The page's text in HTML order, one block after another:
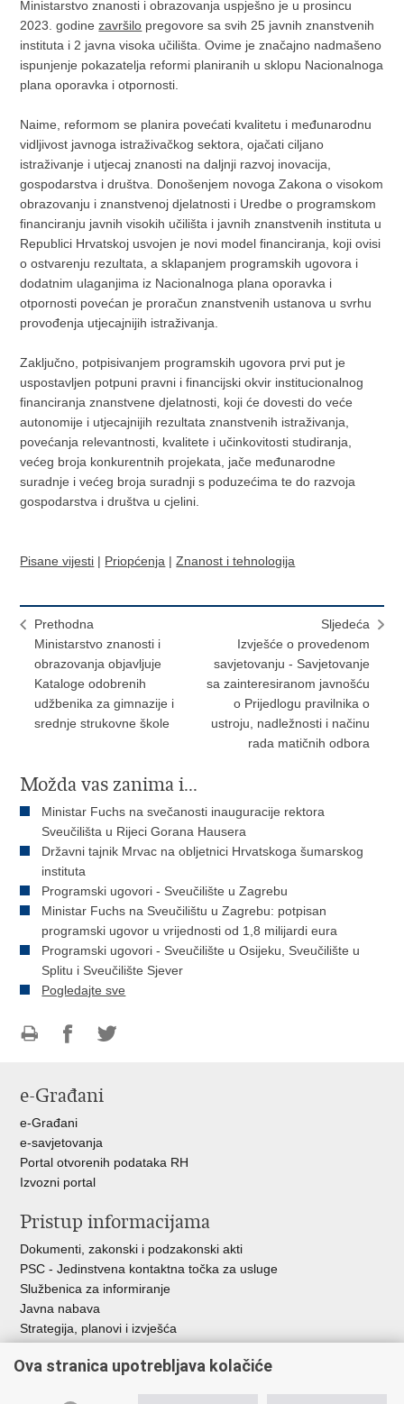
Ministarstvo znanosti i obrazovanja uspješno je u prosincu
2023. godinezavršilo pregovore sa svih 25 javnih znanstvenih
instituta i 2 javna visoka učilišta. Ovime je značajno nadmašeno
ispunjenje pokazatelja reformi planiranih u sklopu Nacionalnoga
plana oporavka i otpornosti.
Naime, reformom se planira povećati kvalitetu i međunarodnu
vidljivost javnoga istraživačkog sektora, ojačati ciljano
istraživanje i utjecaj znanosti na daljnji razvoj inovacija,
gospodarstva i društva. Donošenjem novoga Zakona o visokom
obrazovanju i znanstvenoj djelatnosti i Uredbe o programskom
financiranju javnih visokih učilišta i javnih znanstvenih instituta u
Republici Hrvatskoj usvojen je novi model financiranja, koji ovisi
o ostvarenju rezultata, a sklapanjem programskih ugovora i
dodatnim ulaganjima iz Nacionalnoga plana oporavka i
otpornosti povećan je proračun znanstvenih ustanova u svrhu
provođenja utjecajnijih istraživanja.
Zaključno, potpisivanjem programskih ugovora prvi put je
uspostavljen potpuni pravni i financijski okvir institucionalnog
financiranja znanstvene djelatnosti, koji će dovesti do veće
autonomije i utjecajnijih rezultata znanstvenih istraživanja,
povećanja relevantnosti, kvalitete i učinkovitosti studiranja,
većeg broja konkurentnih projekata, jače međunarodne
suradnje i većeg broja suradnji s poduzećima te do razvoja
gospodarstva i društva u cjelini.
Pisane vijesti | Priopćenja |Znanost i tehnologija
Prethodna
Ministarstvo znanosti i
obrazovanja objavljuje
Kataloge odobrenih
udžbenika za gimnazije i
srednje strukovne škole
Sljedeća
Izvješće o provedenom
savjetovanju - Savjetovanje
sa zainteresiranom javnošću
o Prijedlogu pravilnika o
ustroju, nadležnosti i načinu
rada matičnih odbora
Možda vas zanima i...
Ministar Fuchs na svečanosti inauguracije rektora
Sveučilišta u Rijeci Gorana Hausera
Državni tajnik Mrvac na obljetnici Hrvatskoga šumarskog
instituta
Programski ugovori - Sveučilište u Zagrebu
Ministar Fuchs na Sveučilištu u Zagrebu: potpisan
programski ugovor u vrijednosti od 1,8 milijardi eura
Programski ugovori - Sveučilište u Osijeku, Sveučilište u
Splitu i Sveučilište Sjever
Pogledajte sve
FacebookuTwitteru
e-Građani
e-Građani
e-savjetovanja
Portal otvorenih podataka RH
Izvozni portal
Pristup informacijama
Dokumenti, zakonski i podzakonski akti
PSC - Jedinstvena kontaktna točka za usluge
Službenica za informiranje
Javna nabava
Strategija, planovi i izvješća
Ova stranica upotrebljava kolačiće